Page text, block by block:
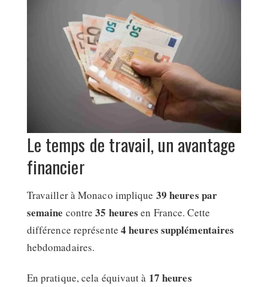
Le temps de travail, un avantage
financier
Travailler à Monaco implique 39 heures par
semaine contre35 heures en France. Cette
différence représente 4 heures supplémentaires
hebdomadaires.
En pratique, cela équivaut à 17 heures